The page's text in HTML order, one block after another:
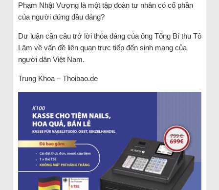
Phạm Nhật Vượng là một tập đoàn tư nhân có cổ phần
của người đứng đầu đảng?
Dư luận cần câu trở lời thỏa đáng của ông Tổng Bí thu Tô
Lâm về vấn đề liên quan trực tiếp đến sinh mạng của
người dân Việt Nam.
Trung Khoa – Thoibao.de